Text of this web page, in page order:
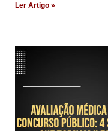
Ler Artigo »